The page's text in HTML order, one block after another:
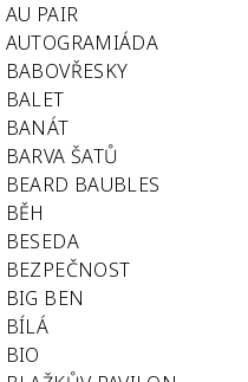
AU PAIR
AUTOGRAMIÁDA
BABOVŘESKY
BALET
BANÁT
BARVA ŠATŮ
BEARD BAUBLES
BĚH
BESEDA
BEZPEČNOST
BIG BEN
BÍLÁ
BIO